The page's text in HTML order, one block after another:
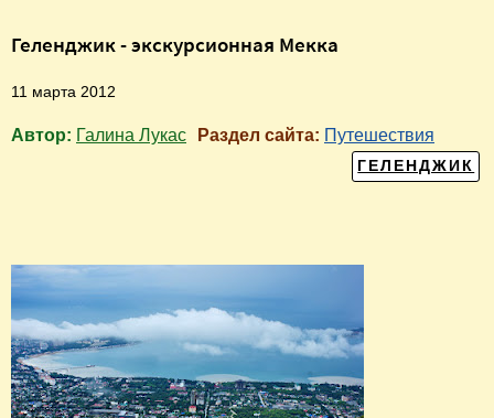
Геленджик - экскурсионная Мекка
11 марта 2012
Автор: Галина Лукас Раздел сайта: Путешествия
ГЕЛЕНДЖИК